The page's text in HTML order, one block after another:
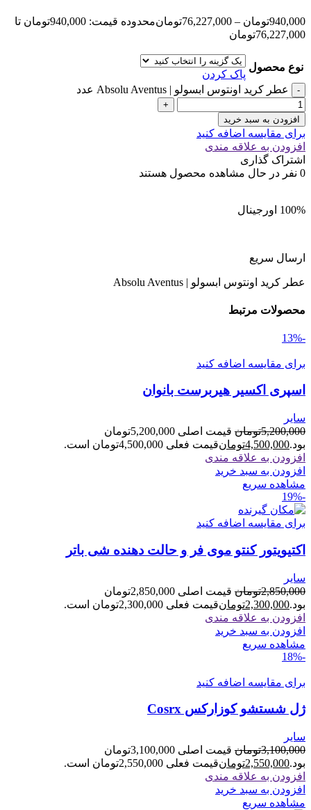
940,000تومان –
76,227,000تومان
محدوده قیمت: 940,000تومان تا
76,227,000تومان
نوع محصول
پاک کردن
عطر کرید اونتوس ابسولو | Absolu Aventus عدد
افزودن به سبد خرید
برای مقایسه اضافه کنید
افزودن به علاقه مندی
اشتراک گذاری
0 نفر در حال مشاهده محصول هستند
100% اورجینال
ارسال سریع
عطر کرید اونتوس ابسولو | Absolu Aventus
محصولات مرتبط
-13%
برای مقایسه اضافه کنید
اسپری اکسیر هیربرست بانوان
سایر
5,200,000تومان
قیمت اصلی 5,200,000تومان
بود.4,500,000تومانقیمت فعلی 4,500,000تومان است.
افزودن به علاقه مندی
افزودن به سبد خرید
مشاهده سریع
-19%
برای مقایسه اضافه کنید
اکتیویتور کنتو موی فر و حالت دهنده شی باتر
سایر
2,850,000تومان
قیمت اصلی 2,850,000تومان
بود.2,300,000تومانقیمت فعلی 2,300,000تومان است.
افزودن به علاقه مندی
افزودن به سبد خرید
مشاهده سریع
-18%
برای مقایسه اضافه کنید
ژل شستشو کوزارکس Cosrx
سایر
3,100,000تومان
قیمت اصلی 3,100,000تومان
بود.2,550,000تومانقیمت فعلی 2,550,000تومان است.
افزودن به علاقه مندی
افزودن به سبد خرید
مشاهده سریع